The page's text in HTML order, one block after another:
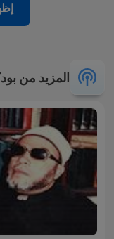
المزيد من